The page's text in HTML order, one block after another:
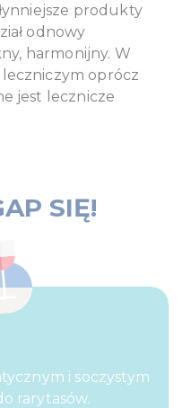
produkty
odnowy
harmonijny. W
oprócz
jest lecznicze
SIĘ!
i soczystym
rarytasów.